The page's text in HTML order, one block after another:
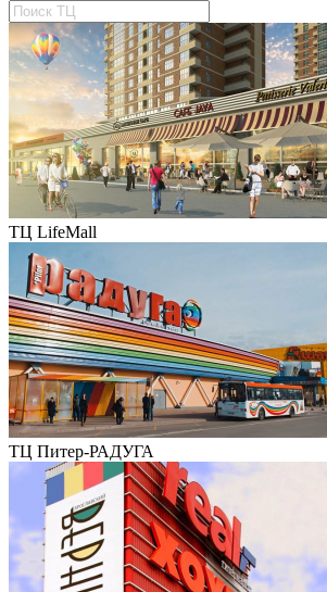
ТЦ LifeMall
ТЦ Питер-РАДУГА